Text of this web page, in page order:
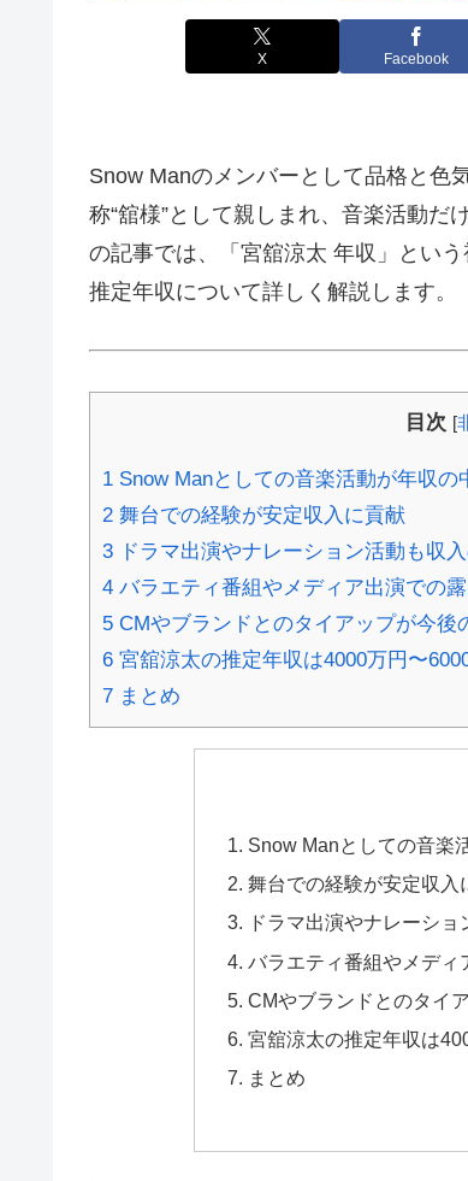
X Facebook
Snow Manのメンバーとして品格と色
称“舘様”として親しまれ、音楽活動だ
の記事では、「宮舘涼太 年収」とい
推定年収について詳しく解説します。
目次 [
1 Snow Manとしての音楽活動が年収の
2 舞台での経験が安定収入に貢献
3 ドラマ出演やナレーション活動も収
4 バラエティ番組やメディア出演での
5 CMやブランドとのタイアップが今後
6 宮舘涼太の推定年収は4000万円〜
7 まとめ
Snow Manとしての音楽
舞台での経験が安定収入
ドラマ出演やナレーシ
バラエティ番組やメディ
CMやブランドとのタイ
宮舘涼太の推定年収は
まとめ